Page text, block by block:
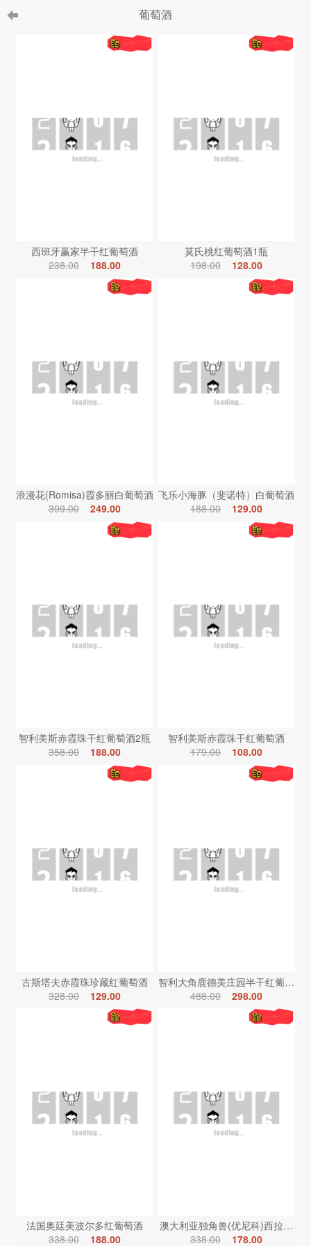
葡萄酒
西班牙赢家半干红葡萄酒
238.00
188.00
莫氏桃红葡萄酒1瓶
198.00
128.00
浪漫花(Romisa)霞多丽白葡萄酒
399.00
249.00
飞乐小海豚（斐诺特）白葡萄酒
188.00
129.00
智利美斯赤霞珠干红葡萄酒2瓶
358.00
188.00
智利美斯赤霞珠干红葡萄酒
179.00
108.00
古斯塔夫赤霞珠珍藏红葡萄酒
328.00
129.00
智利大角鹿德美庄园半干红葡萄酒
488.00
298.00
法国奥廷美波尔多红葡萄酒
338.00
188.00
澳大利亚独角兽(优尼科)西拉红葡
338.00
178.00